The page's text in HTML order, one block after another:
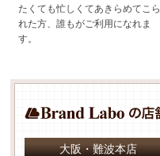
たくても忙しくてあきらめてこら
れた方、誰もがご利用になれま
す。
大阪・難波本店